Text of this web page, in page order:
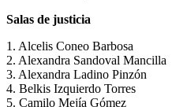
Salas de justicia
1. Alcelis Coneo Barbosa
2. Alexandra Sandoval Mancilla
3. Alexandra Ladino Pinzón
4. Belkis Izquierdo Torres
5. Camilo Mejía Gómez